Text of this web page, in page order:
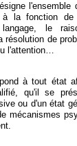
à la fonction
le
résolution de
l'attention…
à tout état
qu'il se
ou d'un état
mécanismes